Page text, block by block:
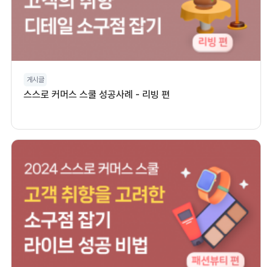
게시글
스스로 커머스 스쿨 성공사례 - 리빙 편